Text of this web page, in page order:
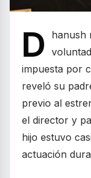
D
hanush
impuesta por
reveló su
previo al
el director y
hijo estuvo
actuación